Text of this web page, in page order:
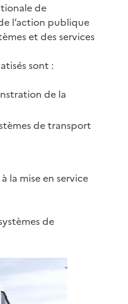
de
l’action publique
et des services
sont :
de la
de transport
la mise en service
de